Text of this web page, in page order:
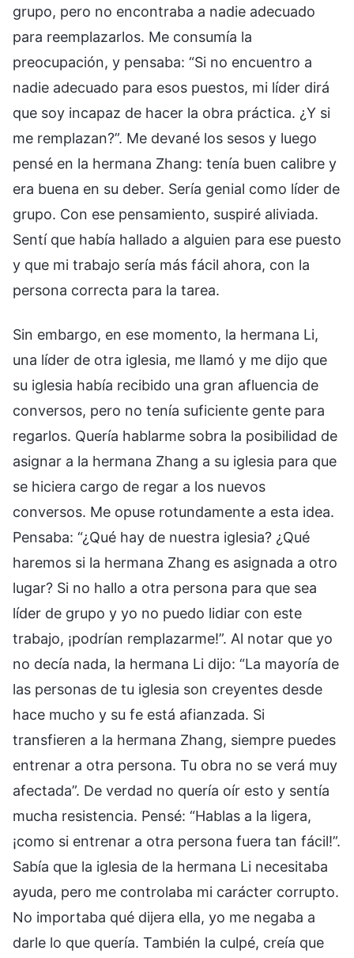
grupo, pero no encontraba a nadie adecuado
para reemplazarlos. Me consumía la
preocupación, y pensaba: “Si no encuentro a
nadie adecuado para esos puestos, mi líder dirá
que soy incapaz de hacer la obra práctica. ¿Y si
me remplazan?”. Me devané los sesos y luego
pensé en la hermana Zhang: tenía buen calibre y
era buena en su deber. Sería genial como líder de
grupo. Con ese pensamiento, suspiré aliviada.
Sentí que había hallado a alguien para ese puesto
y que mi trabajo sería más fácil ahora, con la
persona correcta para la tarea.
Sin embargo, en ese momento, la hermana Li,
una líder de otra iglesia, me llamó y me dijo que
su iglesia había recibido una gran afluencia de
conversos, pero no tenía suficiente gente para
regarlos. Quería hablarme sobra la posibilidad de
asignar a la hermana Zhang a su iglesia para que
se hiciera cargo de regar a los nuevos
conversos. Me opuse rotundamente a esta idea.
Pensaba: “¿Qué hay de nuestra iglesia? ¿Qué
haremos si la hermana Zhang es asignada a otro
lugar? Si no hallo a otra persona para que sea
líder de grupo y yo no puedo lidiar con este
trabajo, ¡podrían remplazarme!”. Al notar que yo
no decía nada, la hermana Li dijo: “La mayoría de
las personas de tu iglesia son creyentes desde
hace mucho y su fe está afianzada. Si
transfieren a la hermana Zhang, siempre puedes
entrenar a otra persona. Tu obra no se verá muy
afectada”. De verdad no quería oír esto y sentía
mucha resistencia. Pensé: “Hablas a la ligera,
¡como si entrenar a otra persona fuera tan fácil!”.
Sabía que la iglesia de la hermana Li necesitaba
ayuda, pero me controlaba mi carácter corrupto.
No importaba qué dijera ella, yo me negaba a
darle lo que quería. También la culpé, creía que